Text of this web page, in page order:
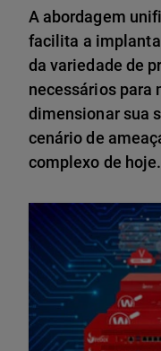
A abordagem
facilita a
da variedade de
necessários para
dimensionar sua
cenário de
complexo de hoje.